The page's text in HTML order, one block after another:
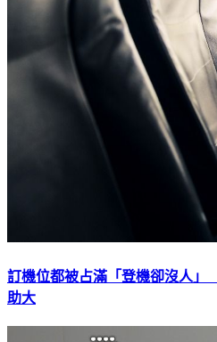
訂機位都被占滿「登機卻沒人
助大